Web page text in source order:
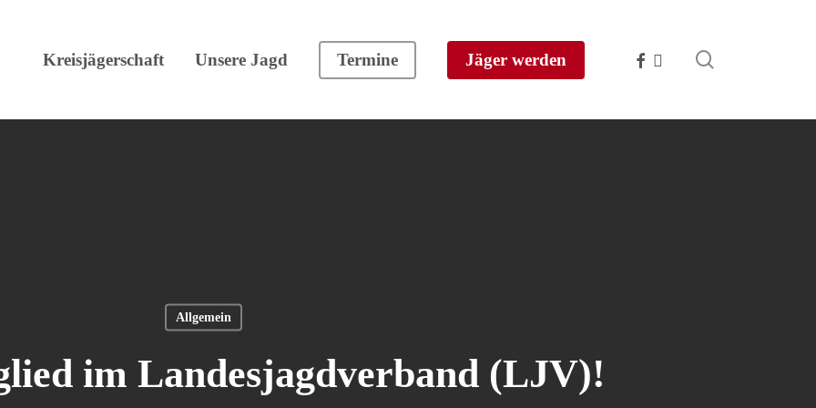
Kreisjägerschaft Unsere Jagd Termine Jäger werden facebook
instagram
Allgemein
im Landesjagdverband (LJV)!